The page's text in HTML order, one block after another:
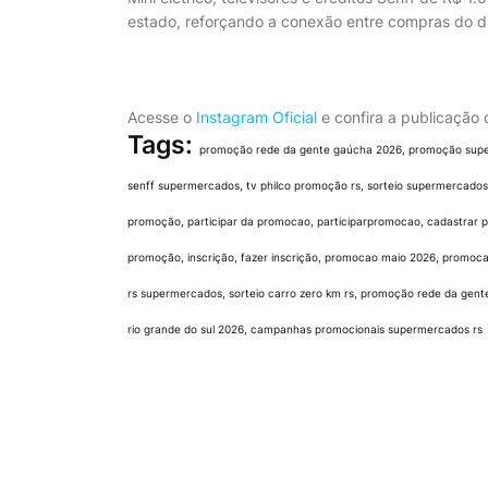
estado, reforçando a conexão entre compras do
Acesse o Instagram Oficial e confira a publicação
Tags: promoção rede da gente gaúcha 2026, promoção
senff supermercados, tv philco promoção rs, sorteio
promoção, participar da promocao, participarpromocao,
promoção, inscrição, fazer inscrição, promocao maio 2026,
rs supermercados, sorteio carro zero km rs, promoção rede da
rio grande do sul 2026, campanhas promocionais supermercados rs